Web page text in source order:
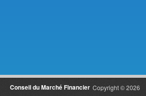
Copyright © 2026
Conseil du Marché Financier